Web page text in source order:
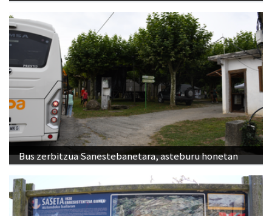
Bus zerbitzua Sanestebanetara, asteburu honetan